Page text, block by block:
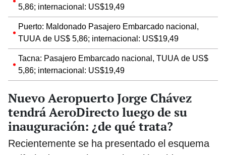
5,86; internacional: US$19,49
Puerto: Maldonado Pasajero Embarcado nacional,
TUUA de US$ 5,86; internacional: US$19,49
Tacna: Pasajero Embarcado nacional, TUUA de US$
5,86; internacional: US$19,49
Nuevo Aeropuerto Jorge Chávez
tendrá AeroDirecto luego de su
inauguración: ¿de qué trata?
Recientemente se ha presentado el esquema